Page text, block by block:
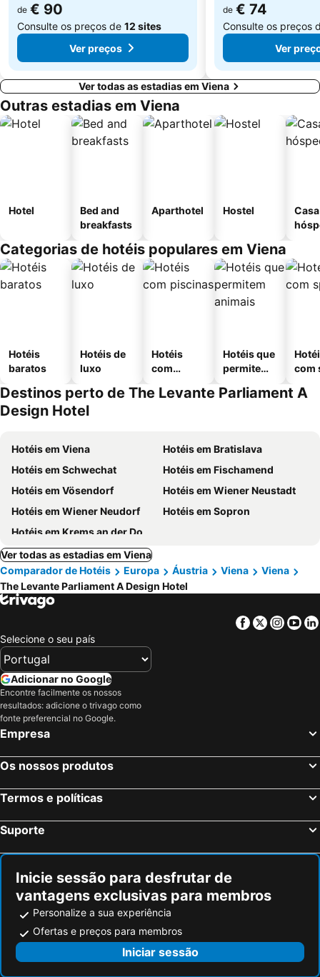
de € 90
Consulte os preços de 12 sites
Ver preços
de € 74
Consulte os preços
Ver
Ver todas as estadias em Viena
Outras estadias em Viena
Hotel
Bed and
breakfasts
Aparthotel Hostel
Categorias de hotéis populares em Viena
Hotéis
baratos
Hotéis de
luxo
Hotéis
com
Hotéis que
permitem
com
Destinos perto de The Levante Parliament A
Design Hotel
Hotéis em Viena
Hotéis em Bratislava
Hotéis em Schwechat
Hotéis em Fischamend
Hotéis em Vösendorf
Hotéis em Wiener Neustadt
Hotéis em Wiener Neudorf
Hotéis em Sopron
Hotéis em Krems an der Donau
Ver todas as estadias em Viena
Comparador de Hotéis
Europa Áustria Viena
Viena
The Levante Parliament A Design Hotel
Facebook
Twitter
Selecione o seu país
Adicionar no Google
Encontre facilmente os nossos
resultados: adicione o trivago como
fonte preferencial no Google.
Empresa
Os nossos produtos
Termos e políticas
Suporte
Inicie sessão para desfrutar de
vantagens exclusivas para membros
Personalize a sua experiência
Ofertas e preços para membros
Iniciar sessão